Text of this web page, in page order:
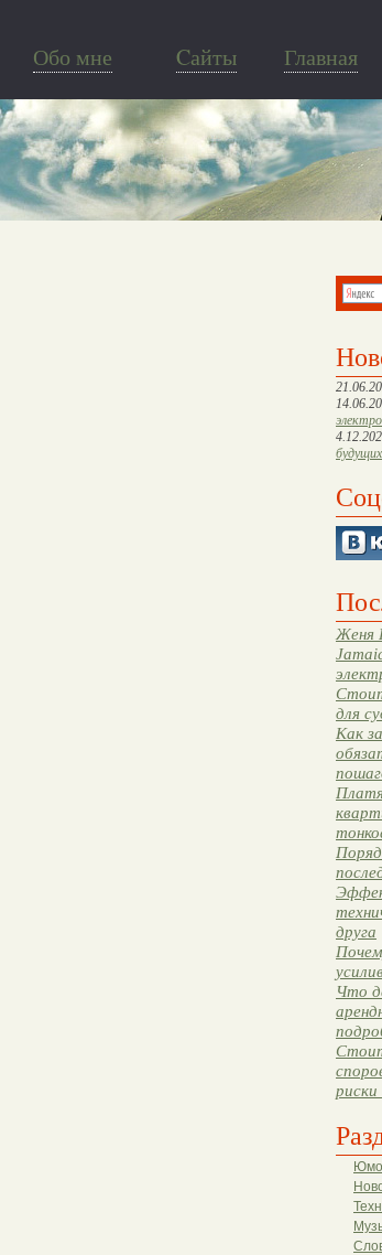
Обо мне Cайты Главная
Женя
для
Как
друга
Что
риски